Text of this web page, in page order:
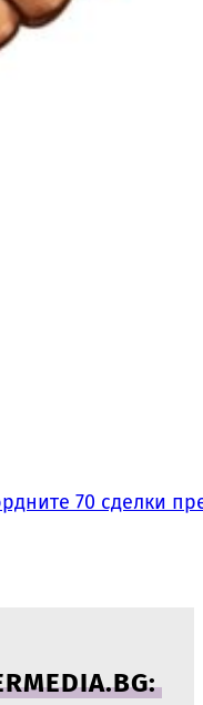
70 сделки